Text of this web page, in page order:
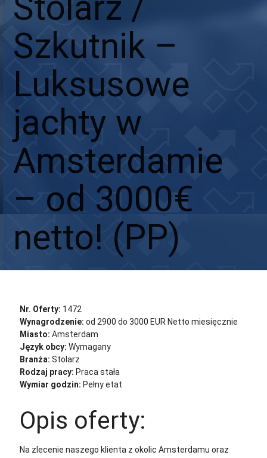
Szkutnik –
Luksusowe
jachty w
Amsterdamie
– od 3000€
netto! (PP)
Nr. Oferty: 1472
Wynagrodzenie: od 2900 do 3000 EUR Netto miesięcznie
Miasto: Amsterdam
Język obcy: Wymagany
Branża: Stolarz
Rodzaj pracy: Praca stała
Wymiar godzin: Pełny etat
Opis oferty:
Na zlecenie naszego klienta z okolic Amsterdamu oraz